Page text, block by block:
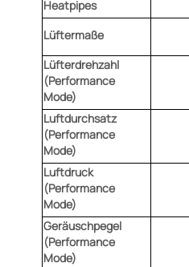
Heatpipes
Lüftermaße
Lüfterdrehzahl
(Performance
Mode)
Luftdurchsatz
(Performance
Mode)
Luftdruck
(Performance
Mode)
Geräuschpegel
(Performance
Mode)